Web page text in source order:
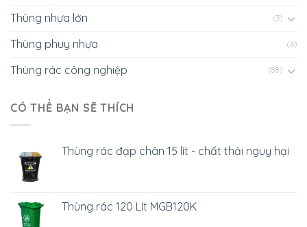
Thùng nhựa lớn (3)
Thùng phuy nhựa (6)
Thùng rác công nghiệp (88)
CÓ THỂ BẠN SẼ THÍCH
Thùng rác đạp chân 15 lít - chất thải nguy hại
Thùng rác 120 Lít MGB120K